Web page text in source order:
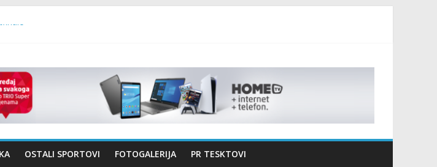
čestitali organizatoricama na realizaciji sportsko edukativnog kampa “Izlazi vani”
OSTALI SPORTOVI FOTOGALERIJA PR TESKTOVI